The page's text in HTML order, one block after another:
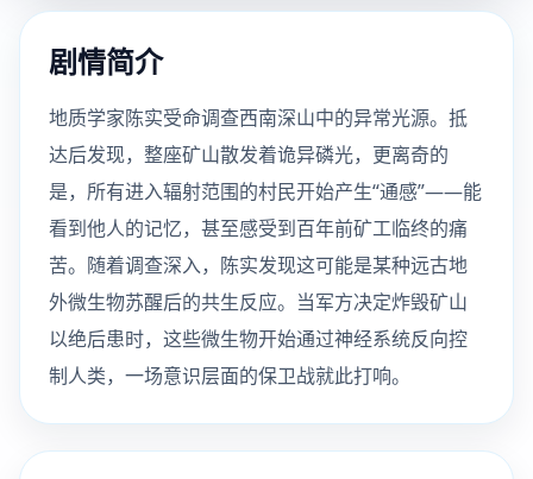
剧情简介
地质学家陈实受命调查西南深山中的异常光源。抵
达后发现，整座矿山散发着诡异磷光，更离奇的
是，所有进入辐射范围的村民开始产生“通感”——能
看到他人的记忆，甚至感受到百年前矿工临终的痛
苦。随着调查深入，陈实发现这可能是某种远古地
外微生物苏醒后的共生反应。当军方决定炸毁矿山
以绝后患时，这些微生物开始通过神经系统反向控
制人类，一场意识层面的保卫战就此打响。